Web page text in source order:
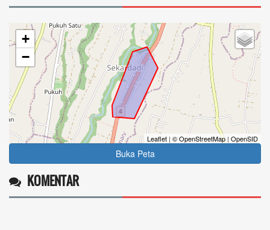
+
−
Leaflet | © OpenStreetMap | OpenSID
Buka Peta
KOMENTAR